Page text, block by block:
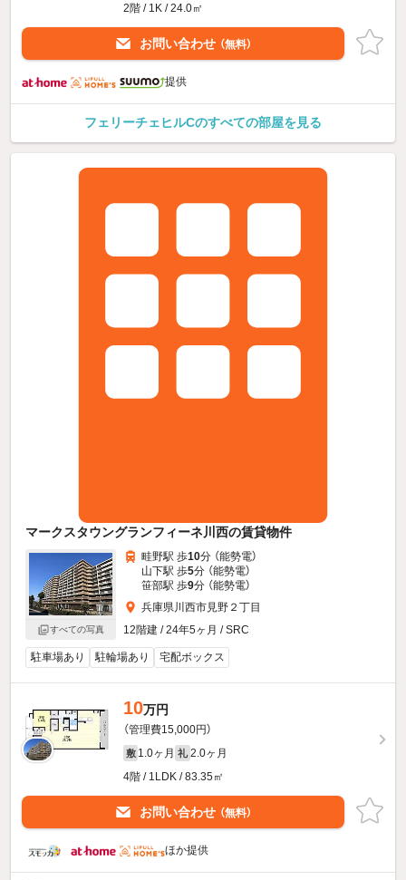
2階 / 1K / 24.0㎡
お問い合わせ （無料）
提供
フェリーチェヒルCのすべての部屋を見る
マークスタウングランフィーネ川西の賃貸物件
すべての写真
畦野駅 歩10分 （能勢電）
山下駅 歩5分 （能勢電）
笹部駅 歩9分 （能勢電）
兵庫県川西市見野２丁目
12階建 / 24年5ヶ月 / SRC
駐車場あり 駐輪場あり 宅配ボックス
10万円
（管理費15,000円）
敷 1.0ヶ月 礼 2.0ヶ月
4階 / 1LDK / 83.35㎡
お問い合わせ （無料）
ほか提供